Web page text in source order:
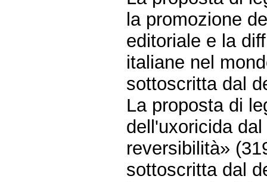
la promozione
editoriale e la
italiane nel
sottoscritta dal
La proposta di
dell'uxoricida
reversibilità»
sottoscritta dal